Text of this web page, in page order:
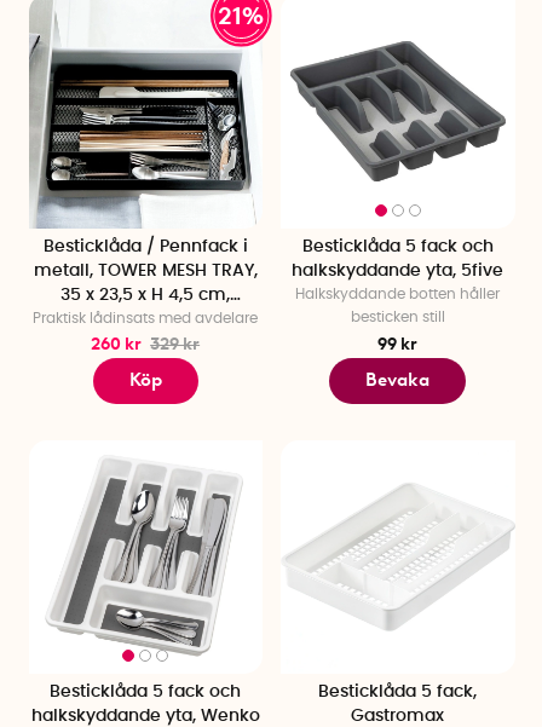
21%
Besticklåda / Pennfack i
metall, TOWER MESH TRAY,
35 x 23,5 x H 4,5 cm,
Yamazaki
Praktisk lådinsats med avdelare
260 kr 329 kr
Köp
Besticklåda 5 fack och
halkskyddande yta, 5five
Halkskyddande botten håller
besticken still
99 kr
Bevaka
Besticklåda 5 fack och
halkskyddande yta, Wenko
Besticklåda 5 fack,
Gastromax